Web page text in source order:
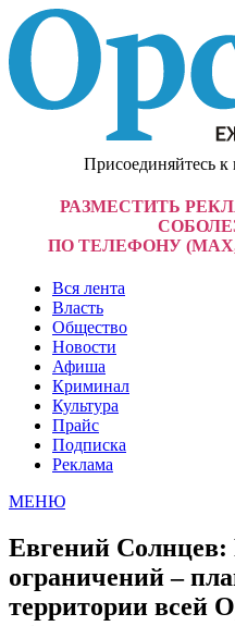
Присоединяйтесь к
РАЗМЕСТИТЬ
ПО ТЕЛЕФОНУ (MAX,
Вся лента
Власть
Общество
Новости
Афиша
Криминал
Культура
Прайс
Подписка
Реклама
МЕНЮ
Евгений
ограничений –
территории всей